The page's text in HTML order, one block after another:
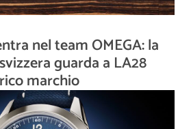
nel team OMEGA: la
guarda a LA28
marchio